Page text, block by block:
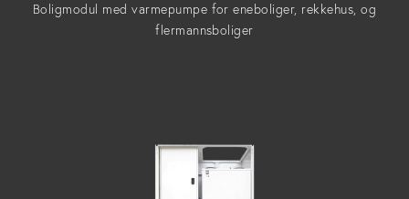
Boligmodul med varmepumpe for eneboliger, rekkehus, og
flermannsboliger